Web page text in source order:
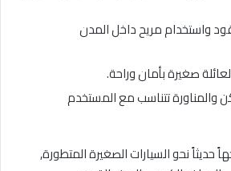
واستخدام مريح داخل المدن
صغيرة بأمان وراحة.
والمناورة تتناسب مع المستخدم
نحو السيارات الصغيرة المتطورة,